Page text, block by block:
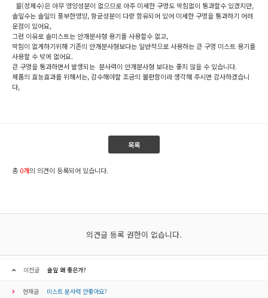
물(정제수)은 아무 영양성분이 없으므로 아주 미세한 구멍도 막힘없이 통과할수 있겠지만,
솔잎수는 솔잎의 풍부한영양, 항균성분이 다량 함유되어 있어 미세한 구멍을 통과하기 어려
운점이 있어요,
그런 이유로 솔미스트는 안개분사형 용기를 사용할수 없고,
막힘이 없게하기위해 기존의 안개분사형보다는 일반적으로 사용하는 큰 구멍 미스트 용기를
사용할 수 밖에 없어요.
큰 구멍을 통과하면서 발생되는 분사력이 안개분사형 보다는 좋지 않을 수 있습니다.
제품의 효능효과를 위해서는, 감수해야할 조금의 불편함이라 생각해 주시면 감사하겠습니
다,
목록
총 0개의 의견이 등록되어 있습니다.
의견글 등록 권한이 없습니다.
이전글 솔잎 왜 좋은가?
현재글 미스트 분사력 안좋아요?